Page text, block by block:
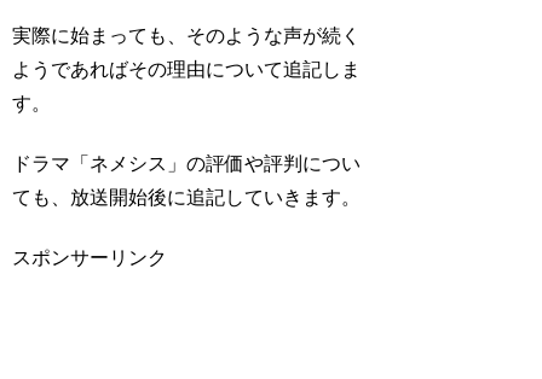
実際に始まっても、そのような声が続く
ようであればその理由について追記しま
す。
ドラマ「ネメシス」の評価や評判につい
ても、放送開始後に追記していきます。
スポンサーリンク